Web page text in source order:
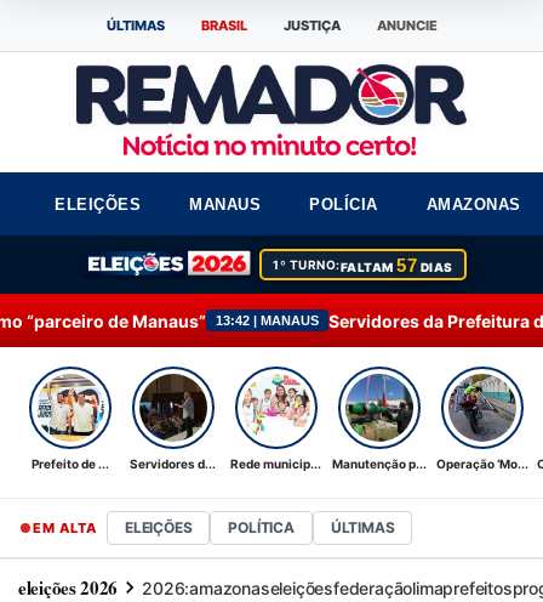
ÚLTIMAS BRASIL JUSTIÇA ANUNCIE
ELEIÇÕES MANAUS POLÍCIA AMAZONAS
1º TURNO:FALTAM57 DIAS
13:42 | MANAUS Servidores da Prefeitura de Manaus
Prefeito de ... Servidores d... Rede municip... Manutenção p... Operação ‘Mo...
EM ALTA ELEIÇÕES POLÍTICA ÚLTIMAS
eleições 2026 2026:amazonaseleiçõesfederaçãolimaprefeitos